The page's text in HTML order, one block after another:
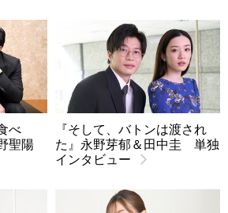
べ
聖陽
『そして、バトンは渡され
た』永野芽郁＆田中圭 単独
インタビュー